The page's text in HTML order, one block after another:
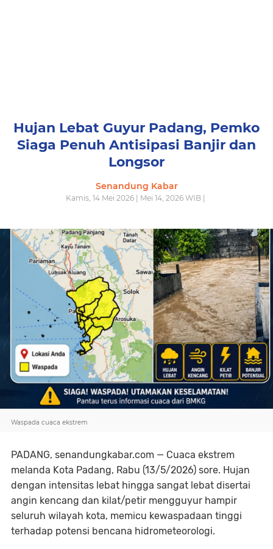
Hujan Lebat Guyur Padang, Pemko
Siaga Penuh Antisipasi Banjir dan
Longsor
Senandung Kabar
Kamis, 14 Mei 2026 | Mei 14, 2026 WIB |
Waspada cuaca ekstrem
PADANG, senandungkabar.com — Cuaca ekstrem
melanda Kota Padang, Rabu (13/5/2026) sore. Hujan
dengan intensitas lebat hingga sangat lebat disertai
angin kencang dan kilat/petir mengguyur hampir
seluruh wilayah kota, memicu kewaspadaan tinggi
terhadap potensi bencana hidrometeorologi.